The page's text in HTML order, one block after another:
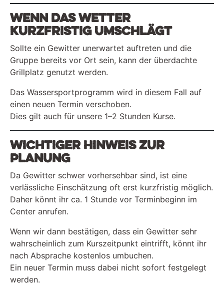
Wenn das Wetter
kurzfristig umschlägt
Sollte ein Gewitter unerwartet auftreten und die
Gruppe bereits vor Ort sein, kann der überdachte
Grillplatz genutzt werden.
Das Wassersportprogramm wird in diesem Fall auf
einen neuen Termin verschoben.
Dies gilt auch für unsere 1–2 Stunden Kurse.
Wichtiger Hinweis zur
Planung
Da Gewitter schwer vorhersehbar sind, ist eine
verlässliche Einschätzung oft erst kurzfristig möglich.
Daher könnt ihr ca. 1 Stunde vor Terminbeginn im
Center anrufen.
Wenn wir dann bestätigen, dass ein Gewitter sehr
wahrscheinlich zum Kurszeitpunkt eintrifft, könnt ihr
nach Absprache kostenlos umbuchen.
Ein neuer Termin muss dabei nicht sofort festgelegt
werden.